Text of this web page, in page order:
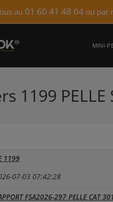
au 01 60 41 48 04 ou par
MINI-
1199 PELLE
1199
07-03 07:42:28
FSA2026-297 PELLE CAT